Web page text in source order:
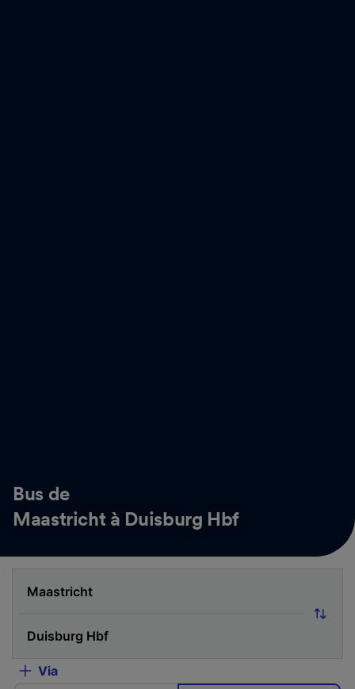
Bus de
Maastricht à Duisburg Hbf
Via